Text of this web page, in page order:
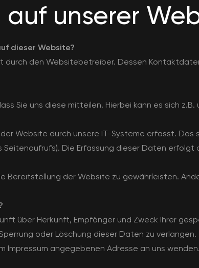
unserer
dieser Website?
den Websitebetreiber. Dessen
Sie uns diese mitteilen. Hierbei kann es sich
Website durch unsere IT-Systeme erfasst. Das
Die Erfassung dieser Daten
Bereitstellung der Website zu gewährleisten.
über Herkunft, Empfänger und Zweck Ihrer
oder Löschung dieser Daten zu
Impressum angegebenen Adresse an uns